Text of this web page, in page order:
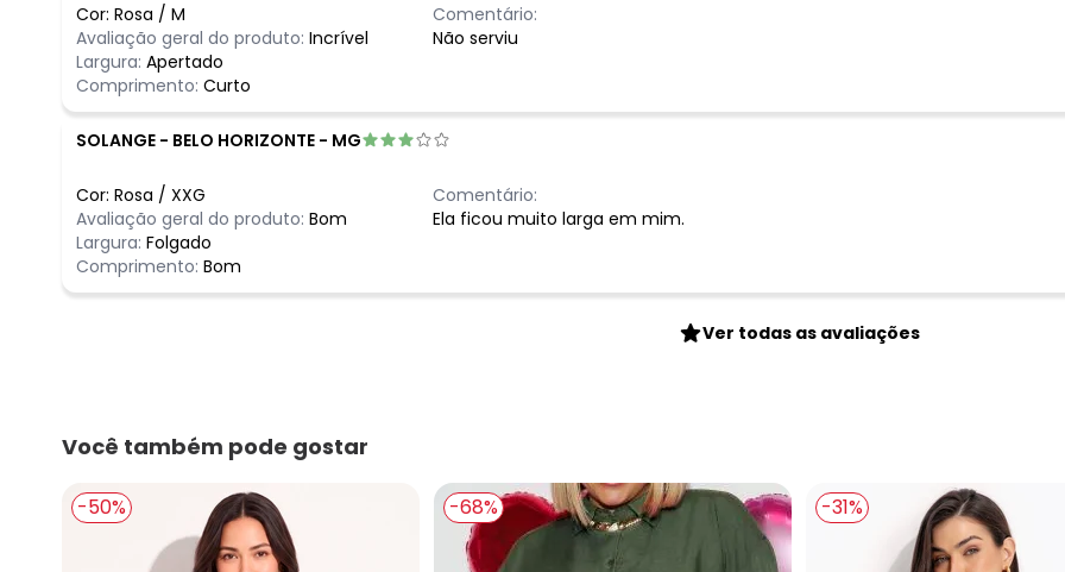
Cor: Rosa / M
Avaliação geral do produto: Incrível
Largura: Apertado
Comprimento: Curto
Comentário:
Não serviu
SOLANGE - BELO HORIZONTE - MG
Cor: Rosa / XXG
Avaliação geral do produto: Bom
Largura: Folgado
Comprimento: Bom
Comentário:
Ela ficou muito larga em mim.
Ver todas as avaliações
Você também pode gostar
-50% -68% -31%